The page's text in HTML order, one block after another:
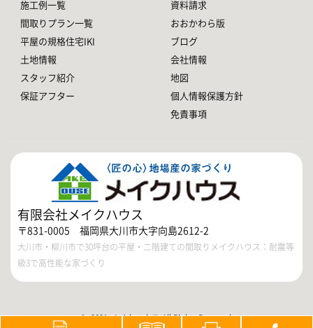
施工例一覧
間取りプラン一覧
平屋の規格住宅IKI
土地情報
スタッフ紹介
保証アフター
資料請求
おおかわら版
ブログ
会社情報
地図
個人情報保護方針
免責事項
有限会社メイクハウス
〒831-0005 福岡県大川市大字向島2612-2
大川市・柳川市で30坪台の平屋・二階建ての間取りメイクハウス：耐震等
級3で高性能な家づくり
© 2021 メイクハウス All Rights Reserved.